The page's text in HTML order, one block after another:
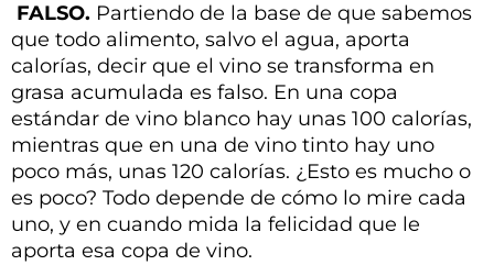
FALSO. Partiendo de la base de que sabemos
que todo alimento, salvo el agua, aporta
calorías, decir que el vino se transforma en
grasa acumulada es falso. En una copa
estándar de vino blanco hay unas 100 calorías,
mientras que en una de vino tinto hay uno
poco más, unas 120 calorías. ¿Esto es mucho o
es poco? Todo depende de cómo lo mire cada
uno, y en cuando mida la felicidad que le
aporta esa copa de vino.